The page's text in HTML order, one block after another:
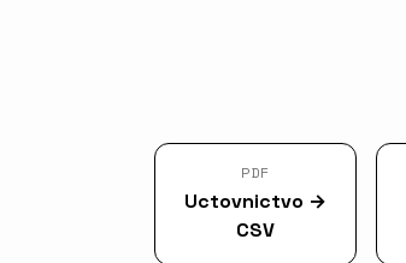
PDF
Uctovnictvo →
CSV